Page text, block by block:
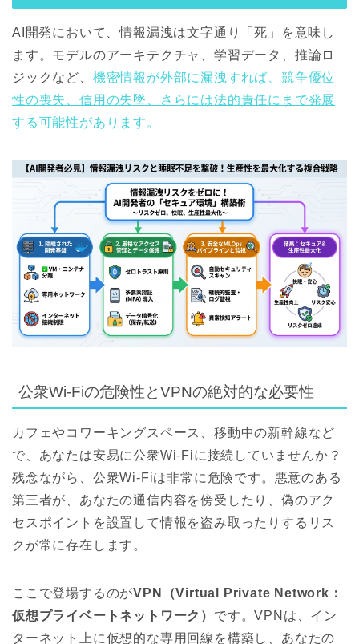
AI開発において、情報漏洩は文字通り「死」を意味し
ます。モデルのアーキテクチャ、学習データ、推論ロ
ジックなど、 機密情報が外部に漏洩すれば、競争優位
性の喪失、信用の失墜、さらには法的責任にまで発展
する可能性があります。
公衆Wi-Fiの危険性とVPNの絶対的な必要性
カフェやコワーキングスペース、移動中の新幹線など
で、あなたは安易に公衆Wi-Fiに接続していませんか？
残念ながら、公衆Wi-Fiは非常に危険です。悪意のある
第三者が、あなたの通信内容を傍受したり、偽のアク
セスポイントを設置して情報を盗み取ったりするリス
クが常に存在します。
ここで登場するのがVPN（Virtual Private Network：
仮想プライベートネットワーク） です。VPNは、イン
ターネット上に仮想的な専用回線を構築し、あなたの